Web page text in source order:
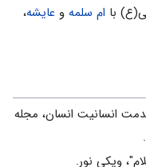
با ام سلمه و عایشه،
انسانیت انسان، مجله
ویکی نور.